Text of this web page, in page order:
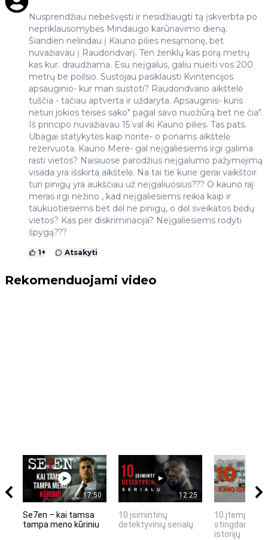
Nusprendžiau nebešvęsti ir nesidžiaugti tą įskverbta po
nepriklausomybės Mindaugo karūnavimo dieną.
Šiandien nelindau į Kauno pilies nesąmonę, bet
nuvažiavau į Raudondvarį. Ten ženklų kas porą metrų
kas kur. draudžiama. Esu neįgalus, galiu nueiti vos 200
metrų be poilsio. Sustojau pasiklausti Kvintencijos
apsauginio- kur man sustoti? Raudondvario aikštelė
tuščia - tačiau aptverta ir uždaryta. Apsauginis- kuris
neturi jokios teises sako" pagal savo nuožiūrą bet ne čia".
Iš principo nuvažiavau 15 val iki Kauno pilies. Tas pats.
Ubagai statykytės kaip norite- o ponams aikštelė
rezervuota. Kauno Mere- gal neįgaliesiems irgi galima
rasti vietos? Naisiuose parodžius neįgalumo pažymėjimą
visada yra išskirta aikštelė. Na tai tie kurie gerai vaikštoir
turi pinigų yra aukščiau už neįgaliuosius??? O kauno raj
meras irgi nežino , kad neįgaliesiems reikia kaip ir
taukuotiesiems bet dėl ne pinigų, o dėl sveikatos bėdų
vietos? Kas per diskriminacija? Neįgaliesiems rodyti
špygą???
1+ Atsakyti
Rekomenduojami video
17:50
Se7en – kai tamsa
tampa meno kūriniu
12:25
10 įsimintinų
detektyvinių serialų
10 įtemptų,
stingdančių
istorijų